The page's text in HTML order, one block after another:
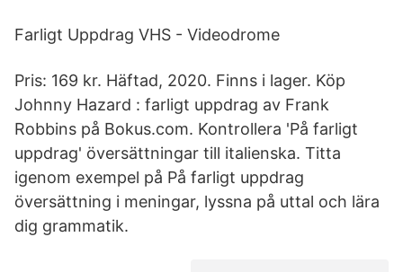
Farligt Uppdrag VHS - Videodrome
Pris: 169 kr. Häftad, 2020. Finns i lager. Köp
Johnny Hazard : farligt uppdrag av Frank
Robbins på Bokus.com. Kontrollera 'På farligt
uppdrag' översättningar till italienska. Titta
igenom exempel på På farligt uppdrag
översättning i meningar, lyssna på uttal och lära
dig grammatik.